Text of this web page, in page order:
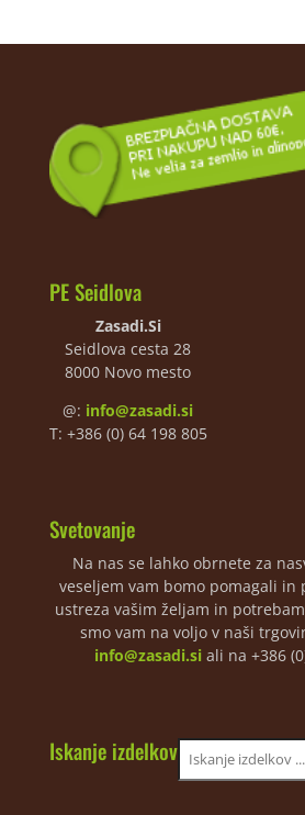
PE Seidlova
Zasadi.Si
Seidlova cesta 28
8000 Novo mesto
@: info@zasadi.si
T: +386 (0) 64 198 805
Svetovanje
Na nas se lahko obrnete za
veseljem vam bomo pomagali in
ustreza vašim željam in
smo vam na voljo v naši
info@zasadi.si ali na +386
Iskanje izdelkov